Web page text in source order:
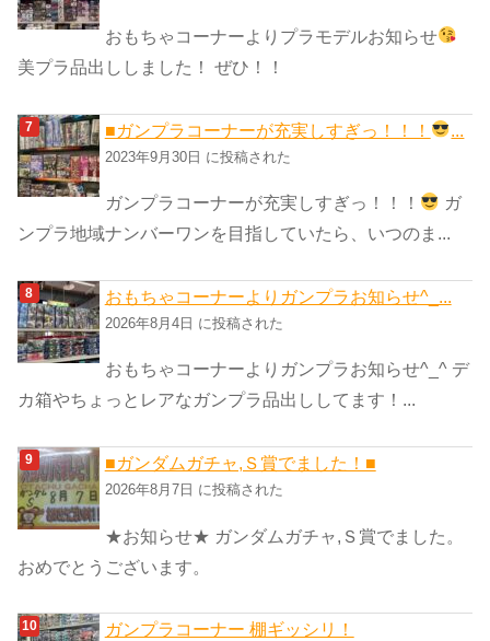
おもちゃコーナーよりプラモデルお知らせ
美プラ品出ししました！ ぜひ！！
■ガンプラコーナーが充実しすぎっ！！！
2023年9月30日 に投稿された
ガンプラコーナーが充実しすぎっ！！！
ガ
ンプラ地域ナンバーワンを目指していたら、いつのま...
おもちゃコーナーよりガンプラお知らせ^_...
2026年8月4日 に投稿された
おもちゃコーナーよりガンプラお知らせ^_^ デ
カ箱やちょっとレアなガンプラ品出ししてます！...
■ガンダムガチャ,Ｓ賞でました！■
2026年8月7日 に投稿された
★お知らせ★ ガンダムガチャ,Ｓ賞でました。
おめでとうございます。
ガンプラコーナー 棚ギッシリ！